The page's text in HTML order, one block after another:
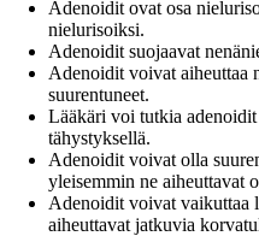
Adenoidit ovat osa
nielurisoiksi.
Adenoidit suojaavat
Adenoidit voivat aiheuttaa
suurentuneet.
Lääkäri voi tutkia
tähystyksellä.
Adenoidit voivat olla
yleisemmin ne aiheuttavat
Adenoidit voivat vaikuttaa
aiheuttavat jatkuvia